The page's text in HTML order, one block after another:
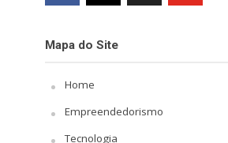
Mapa do Site
Home
Empreendedorismo
Tecnologia